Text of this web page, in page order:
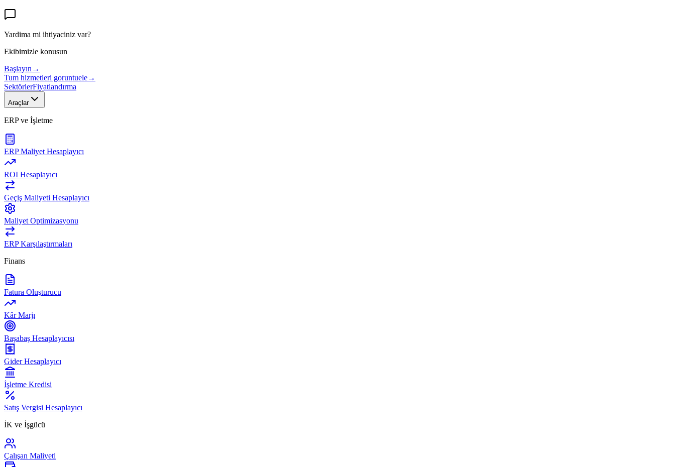
Yardima mi ihtiyaciniz var?
Ekibimizle konusun
Başlayın →
Tum hizmetleri goruntuele→
SektörlerFiyatlandırma
Araçlar
ERP ve İşletme
ERP Maliyet Hesaplayıcı
ROI Hesaplayıcı
Geçiş Maliyeti Hesaplayıcı
Maliyet Optimizasyonu
ERP Karşılaştırmaları
Finans
Fatura Oluşturucu
Kâr Marjı
Başabaş Hesaplayıcısı
Gider Hesaplayıcı
İşletme Kredisi
Satış Vergisi Hesaplayıcı
İK ve İşgücü
Çalışan Maliyeti